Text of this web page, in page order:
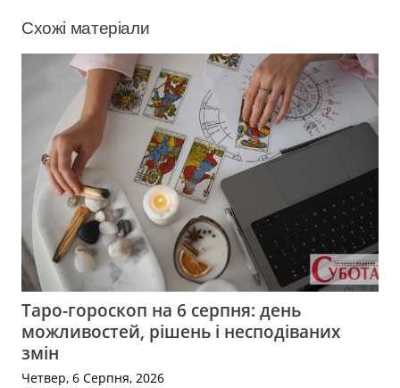
Схожі матеріали
Таро-гороскоп на 6 серпня: день
можливостей, рішень і несподіваних
змін
Четвер, 6 Серпня, 2026